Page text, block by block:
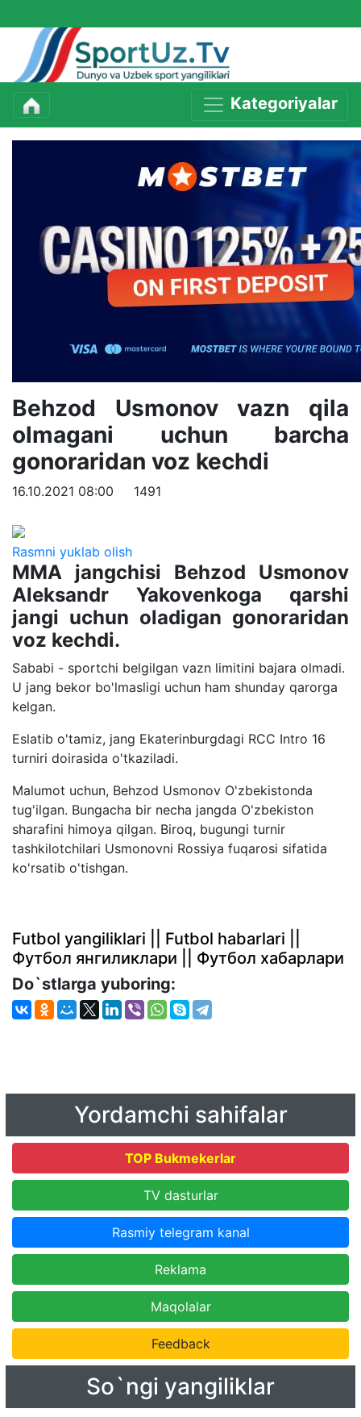
Kategoriyalar
Behzod Usmonov vazn qila
olmagani uchun barcha
gonoraridan voz kechdi
16.10.2021 08:00 1491
Rasmni yuklab olish
MMA jangchisi Behzod Usmonov
Aleksandr Yakovenkoga qarshi
jangi uchun oladigan gonoraridan
voz kechdi.
Sababi - sportchi belgilgan vazn limitini bajara olmadi.
U jang bekor bo'lmasligi uchun ham shunday qarorga
kelgan.
Eslatib o'tamiz, jang Ekaterinburgdagi RCC Intro 16
turniri doirasida o'tkaziladi.
Malumot uchun, Behzod Usmonov O'zbekistonda
tug'ilgan. Bungacha bir necha jangda O'zbekiston
sharafini himoya qilgan. Biroq, bugungi turnir
tashkilotchilari Usmonovni Rossiya fuqarosi sifatida
ko'rsatib o'tishgan.
Futbol yangiliklari || Futbol habarlari ||
Футбол янгиликлари || Футбол хабарлари
Do`stlarga yuboring:
Yordamchi sahifalar
TOP Bukmekerlar
TV dasturlar
Rasmiy telegram kanal
Reklama
Maqolalar
Feedback
So`ngi yangiliklar